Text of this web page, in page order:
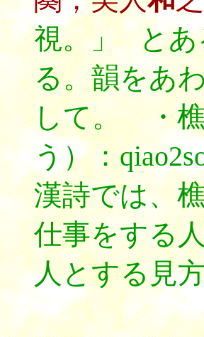
視。」
と
る。韻をあ
して。 ・樵
う）：
漢詩では、
仕事をする
人とする見